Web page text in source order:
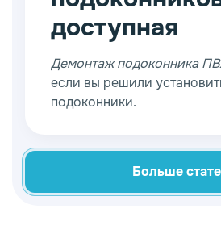
составит труда подобрать
и надежную модель.
доступная
Демонтаж подоконника
если вы решили
подоконники.
Больше